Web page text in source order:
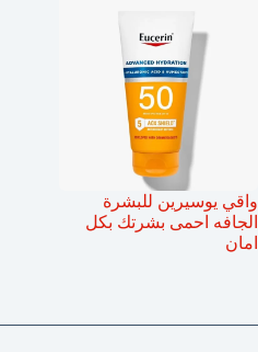
واقي يوسيرين للبشرة
الجافه احمى بشرتك بكل
امان